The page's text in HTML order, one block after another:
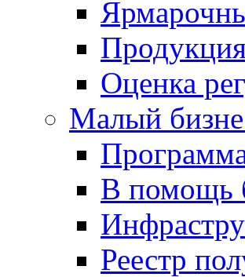
Оценка
Малый
В помощь
Реестр